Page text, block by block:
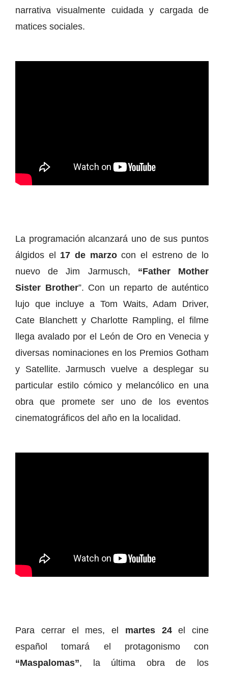
narrativa visualmente cuidada y cargada de
matices sociales.
La programación alcanzará uno de sus puntos
álgidos el 17 de marzocon el estreno de lo
nuevo de Jim Jarmusch, “Father Mother
Sister Brother”. Con un reparto de auténtico
lujo que incluye a Tom Waits, Adam Driver,
Cate Blanchett y Charlotte Rampling, el filme
llega avalado por el León de Oro en Venecia y
diversas nominaciones en los Premios Gotham
y Satellite. Jarmusch vuelve a desplegar su
particular estilo cómico y melancólico en una
obra que promete ser uno de los eventos
cinematográficos del año en la localidad.
Para cerrar el mes, el martes 24el cine
español tomará el protagonismo con
“Maspalomas”, la última obra de los